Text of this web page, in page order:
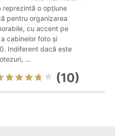
reprezintă o opțiune
pentru organizarea
cu accent pe
cabinelor foto și
Indiferent dacă este
...
(10)